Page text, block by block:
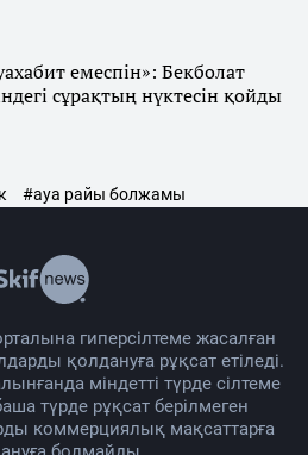
емеспін»: Бекболат
сұрақтың нүктесін қойды
#ауа райы болжамы
гиперсілтеме жасалған
қолдануға рұқсат етіледі.
міндетті түрде сілтеме
түрде рұқсат берілмеген
коммерциялық мақсаттарға